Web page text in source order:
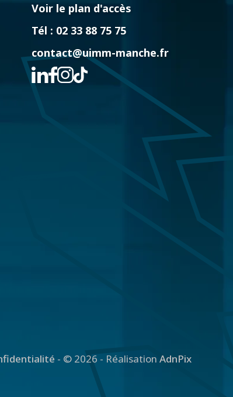
Voir le plan d'accès
Tél : 02 33 88 75 75
contact@uimm-manche.fr
- © 2026 - Réalisation AdnPix